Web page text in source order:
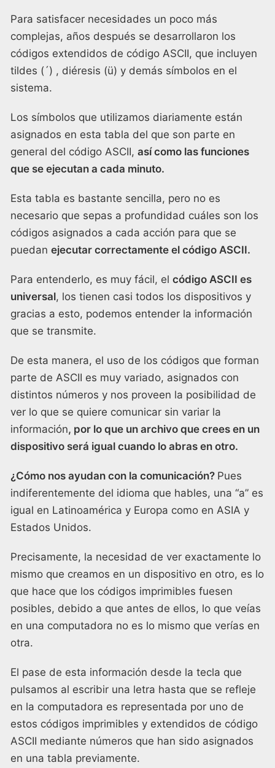
Para satisfacer necesidades un poco más
complejas, años después se desarrollaron los
códigos extendidos de código ASCII, que incluyen
tildes (´) , diéresis (ü) y demás símbolos en el
sistema.
Los símbolos que utilizamos diariamente están
asignados en esta tabla del que son parte en
general del código ASCII, así como las funciones
que se ejecutan a cada minuto.
Esta tabla es bastante sencilla, pero no es
necesario que sepas a profundidad cuáles son los
códigos asignados a cada acción para que se
puedan ejecutar correctamente el código ASCII.
Para entenderlo, es muy fácil, el código ASCII es
universal, los tienen casi todos los dispositivos y
gracias a esto, podemos entender la información
que se transmite.
De esta manera, el uso de los códigos que forman
parte de ASCII es muy variado, asignados con
distintos números y nos proveen la posibilidad de
ver lo que se quiere comunicar sin variar la
información, por lo que un archivo que crees en un
dispositivo será igual cuando lo abras en otro.
¿Cómo nos ayudan con la comunicación? Pues
indiferentemente del idioma que hables, una “a” es
igual en Latinoamérica y Europa como en ASIA y
Estados Unidos.
Precisamente, la necesidad de ver exactamente lo
mismo que creamos en un dispositivo en otro, es lo
que hace que los códigos imprimibles fuesen
posibles, debido a que antes de ellos, lo que veías
en una computadora no es lo mismo que verías en
otra.
El pase de esta información desde la tecla que
pulsamos al escribir una letra hasta que se refleje
en la computadora es representada por uno de
estos códigos imprimibles y extendidos de código
ASCII mediante números que han sido asignados
en una tabla previamente.